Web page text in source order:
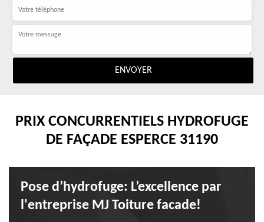
PRIX CONCURRENTIELS HYDROFUGE
DE FAÇADE ESPERCE 31190
Pose d’hydrofuge: L’excellence par
l'entreprise MJ Toiture facade!